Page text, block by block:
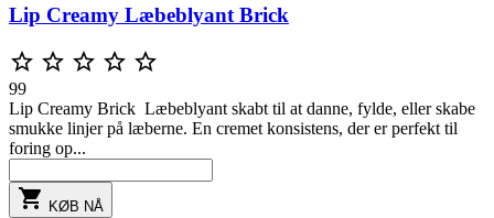
Lip Creamy Læbeblyant Brick
    
99
Lip Creamy Brick Læbeblyant skabt til at danne, fylde, eller skabe
smukke linjer på læberne. En cremet konsistens, der er perfekt til
foring op...
 KØB NÅ